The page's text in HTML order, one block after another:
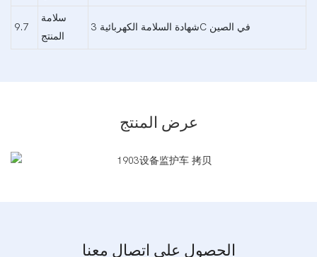
9.7
سلامة
المنتج
شهادة السلامة الكهربائية 3C في الصين
عرض المنتج
الحصول على اتصال معنا